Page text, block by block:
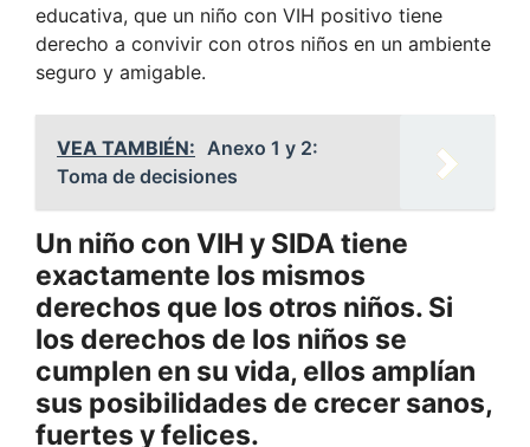
educativa, que un niño con VIH positivo tiene
derecho a convivir con otros niños en un ambiente
seguro y amigable.
VEA TAMBIÉN: Anexo 1 y 2:
Toma de decisiones
Un niño con VIH y SIDA tiene
exactamente los mismos
derechos que los otros niños. Si
los derechos de los niños se
cumplen en su vida, ellos amplían
sus posibilidades de crecer sanos,
fuertes y felices.